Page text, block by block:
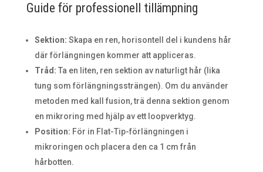
Guide för professionell tillämpning
Sektion: Skapa en ren, horisontell del i kundens hår
där förlängningen kommer att appliceras.
Tråd: Ta en liten, ren sektion av naturligt hår (lika
tung som förlängningssträngen). Om du använder
metoden med kall fusion, trä denna sektion genom
en mikroring med hjälp av ett loopverktyg.
Position: För in Flat-Tip-förlängningen i
mikroringen och placera den ca 1 cm från
hårbotten.